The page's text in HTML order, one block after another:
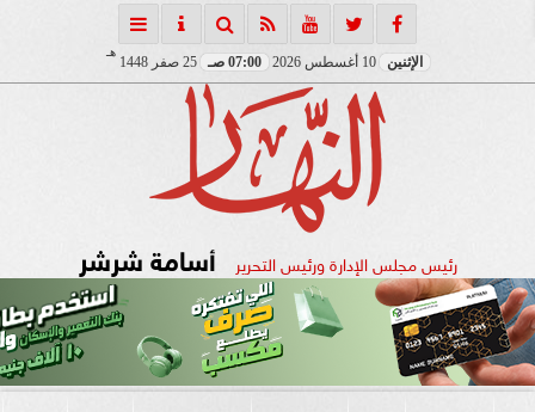
الإثنين 10 أغسطس 2026 07:00 صـ 25 صفر 1448
هـ
رئيس مجلس الإدارة ورئيس التحرير أسامة شرشر